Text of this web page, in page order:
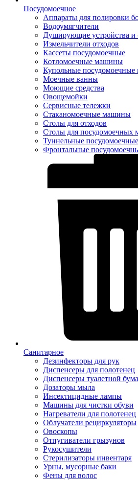
Посудомоечное
Аппараты для полировки
Водоумягчители
Душирующие устройства и
Измельчители отходов
Кассеты посудомоечные
Котломоечные машины
Купольные
Моечные ванны
Моющие средства
Овощемойки
Сервисные тележки
Стаканомоечные машины
Столы для отходов
Столы для посудомоечных
Туннельные
Фронтальные
Санитарное
Дезинфекторы для рук
Диспенсеры для полотенец
Диспенсеры туалетной
Дозаторы мыла
Инсектицидные лампы
Машины для чистки обуви
Нагреватели для полотенец
Облучатели рециркуляторы
Овоскопы
Отпугиватели грызунов
Рукосушители
Стерилизаторы инвентаря
Урны, мусорные баки
Фены для волос